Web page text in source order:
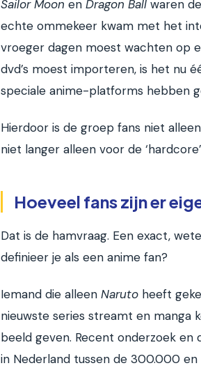
Sailor Moon en Dragon Ball waren
echte ommekeer kwam met het
vroeger dagen moest wachten op
dvd’s moest importeren, is het nu
speciale anime-platforms hebben
Hierdoor is de groep fans niet
niet langer alleen voor de
Hoeveel fans zijn er
Dat is de hamvraag. Een exact,
definieer je als een anime fan?
Iemand die alleen Naruto heeft
nieuwste series streamt en manga
beeld geven. Recent onderzoek
in Nederland tussen de 300.000